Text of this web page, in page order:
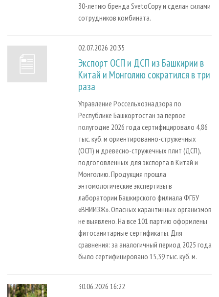
30-летию бренда SvetoCopy и сделан силами
сотрудников комбината.
02.07.2026 20:35
Экспорт ОСП и ДСП из Башкирии в
Китай и Монголию сократился в три
раза
Управление Россельхознадзора по
Республике Башкортостан за первое
полугодие 2026 года сертифицировало 4,86
тыс. куб. м ориентированно-стружечных
(ОСП) и древесно-стружечных плит (ДСП),
подготовленных для экспорта в Китай и
Монголию. Продукция прошла
энтомологические экспертизы в
лаборатории Башкирского филиала ФГБУ
«ВНИИЗЖ». Опасных карантинных организмов
не выявлено. На все 101 партию оформлены
фитосанитарные сертификаты. Для
сравнения: за аналогичный период 2025 года
было сертифицировано 15,39 тыс. куб. м.
30.06.2026 16:22